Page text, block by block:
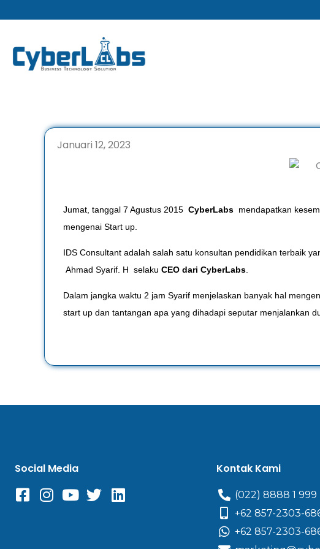
ke
Januari 12, 2023
Jumat, tanggal 7 Agustus 2015 CyberLabs mendapatkan
mengenai Start up.
IDS Consultant adalah salah satu konsultan pendidikan terbaik
Ahmad Syarif. H selaku CEO dari CyberLabs
Dalam jangka waktu 2 jam Syarif menjelaskan banyak hal
start up dan tantangan apa yang dihadapi seputar menjalankan
Social Media Kontak Kami
(022) 8888 1 999
+62 857-2303-
+62 857-2303-